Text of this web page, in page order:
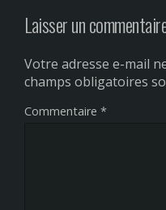
Laisser un
Votre adresse e-mail
champs obligatoires
Commentaire *